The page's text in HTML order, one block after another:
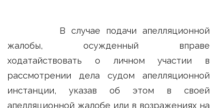
В случае подачи апелляционной
жалобы, осужденный вправе
ходатайствовать о личном участии в
рассмотрении дела судом апелляционной
инстанции, указав об этом в своей
апелляционной жалобе или в возражениях на